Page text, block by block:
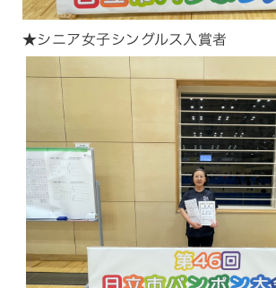
★シニア女子シングルス入賞者